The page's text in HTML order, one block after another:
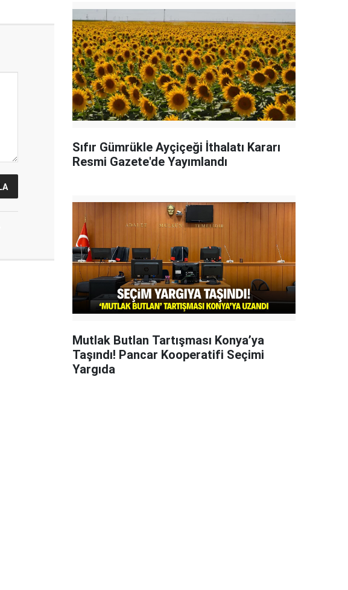
Sıfır Gümrükle Ayçiçeği İthalatı Kararı
Resmi Gazete'de Yayımlandı
Mutlak Butlan Tartışması Konya’ya
Taşındı! Pancar Kooperatifi Seçimi
Yargıda